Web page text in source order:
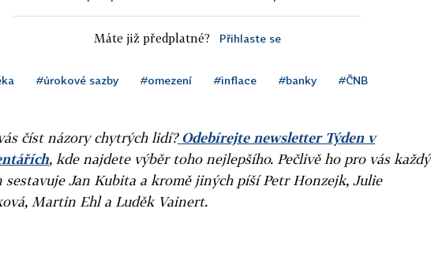
Máte již předplatné? Přihlaste se
#úrokové sazby #omezení #inflace #banky #ČNB
číst názory chytrých lidí?Odebírejte newsletter Týden v
, kde najdete výběr toho nejlepšího. Pečlivě ho pro vás každý
sestavuje Jan Kubita a kromě jiných píší Petr Honzejk, Julie
Martin Ehl a Luděk Vainert.